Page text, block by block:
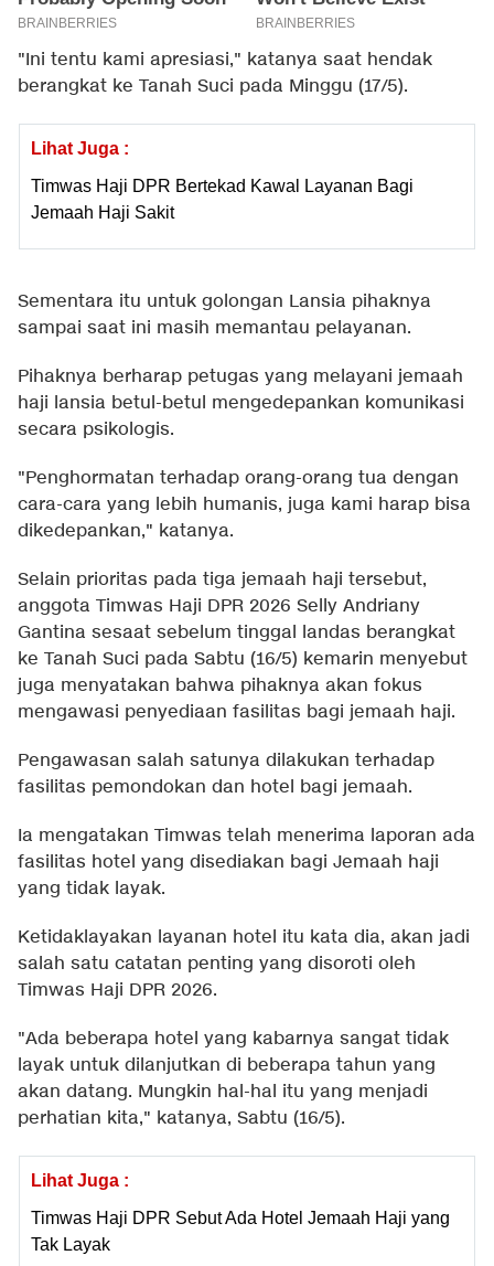
"Ini tentu kami apresiasi," katanya saat hendak
berangkat ke Tanah Suci pada Minggu (17/5).
Lihat Juga :
Timwas Haji DPR Bertekad Kawal Layanan Bagi
Jemaah Haji Sakit
Sementara itu untuk golongan Lansia pihaknya
sampai saat ini masih memantau pelayanan.
Pihaknya berharap petugas yang melayani jemaah
haji lansia betul-betul mengedepankan komunikasi
secara psikologis.
"Penghormatan terhadap orang-orang tua dengan
cara-cara yang lebih humanis, juga kami harap bisa
dikedepankan," katanya.
Selain prioritas pada tiga jemaah haji tersebut,
anggota Timwas Haji DPR 2026 Selly Andriany
Gantina sesaat sebelum tinggal landas berangkat
ke Tanah Suci pada Sabtu (16/5) kemarin menyebut
juga menyatakan bahwa pihaknya akan fokus
mengawasi penyediaan fasilitas bagi jemaah haji.
Pengawasan salah satunya dilakukan terhadap
fasilitas pemondokan dan hotel bagi jemaah.
Ia mengatakan Timwas telah menerima laporan ada
fasilitas hotel yang disediakan bagi Jemaah haji
yang tidak layak.
Ketidaklayakan layanan hotel itu kata dia, akan jadi
salah satu catatan penting yang disoroti oleh
Timwas Haji DPR 2026.
"Ada beberapa hotel yang kabarnya sangat tidak
layak untuk dilanjutkan di beberapa tahun yang
akan datang. Mungkin hal-hal itu yang menjadi
perhatian kita," katanya, Sabtu (16/5).
Lihat Juga :
Timwas Haji DPR Sebut Ada Hotel Jemaah Haji yang
Tak Layak